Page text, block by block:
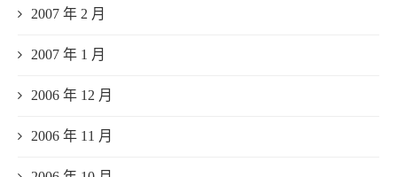
2007 年 2 月
2007 年 1 月
2006 年 12 月
2006 年 11 月